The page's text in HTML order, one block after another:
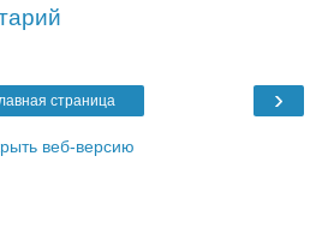
›
страница
веб-версию